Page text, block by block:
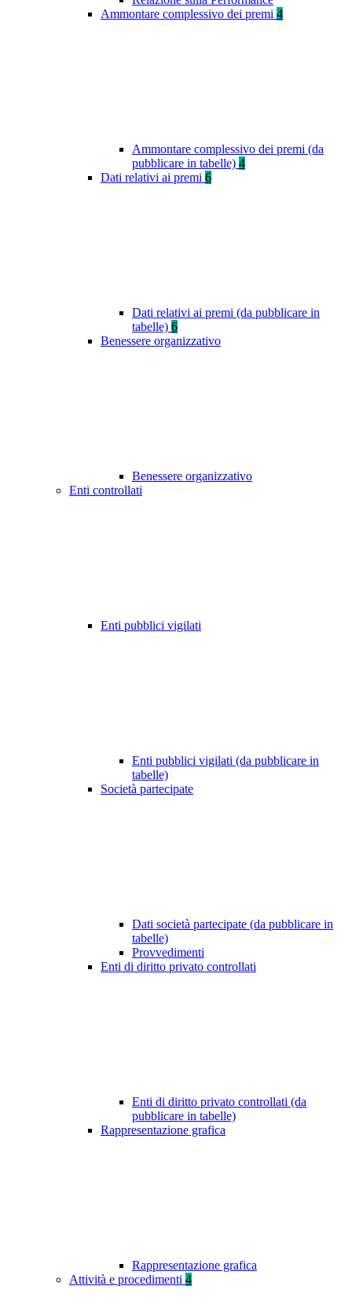
Ammontare complessivo dei premi 4
Ammontare complessivo dei premi (da
pubblicare in tabelle) 4
Dati relativi ai premi 6
Dati relativi ai premi (da pubblicare in
tabelle) 6
Benessere organizzativo
Benessere organizzativo
Enti controllati
Enti pubblici vigilati
Enti pubblici vigilati (da pubblicare in
tabelle)
Società partecipate
Dati società partecipate (da pubblicare in
tabelle)
Provvedimenti
Enti di diritto privato controllati
Enti di diritto privato controllati (da
pubblicare in tabelle)
Rappresentazione grafica
Rappresentazione grafica
Attività e procedimenti 4